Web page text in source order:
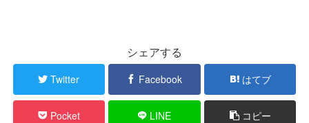
シェアする
Twitter Facebook はてブ
Pocket LINE コピー